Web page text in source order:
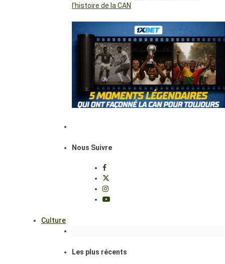
l’histoire de la CAN
Nous Suivre
Culture
Les plus récents